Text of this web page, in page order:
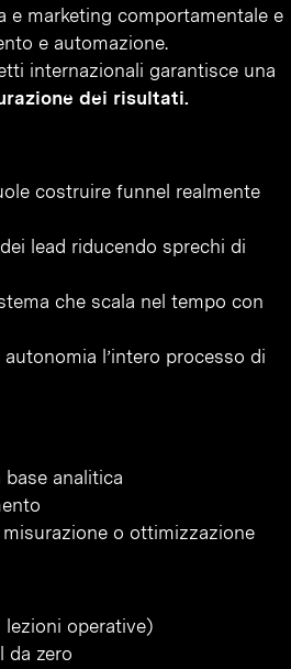
marketing comportamentale e
e automazione.
internazionali garantisce una
dei risultati.
costruire funnel realmente
lead riducendo sprechi di
che scala nel tempo con
l’intero processo di
analitica
o ottimizzazione
operative)
da zero